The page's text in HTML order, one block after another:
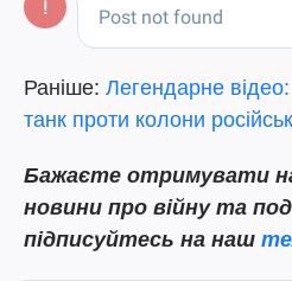
Раніше: Легендарне
танк проти колони
Бажаєте отримувати
новини про війну та
підписуйтесь на наш